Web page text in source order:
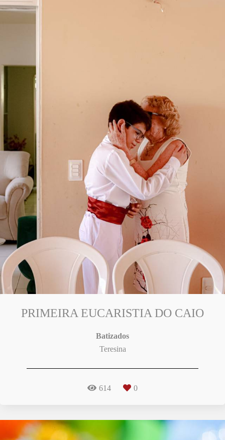
PRIMEIRA EUCARISTIA DO CAIO
Batizados
Teresina
614 0